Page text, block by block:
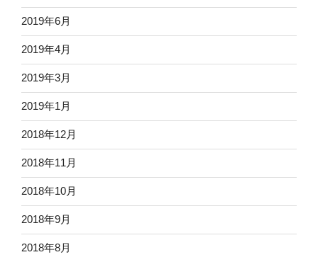
2019年6月
2019年4月
2019年3月
2019年1月
2018年12月
2018年11月
2018年10月
2018年9月
2018年8月